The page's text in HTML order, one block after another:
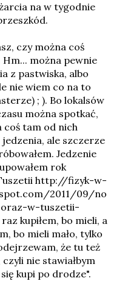
na w tygodnie
czy można coś
można pewnie
z pastwiska, albo
nie wiem co na to
; ). Bo lokalsów
można spotkać,
coś tam od nich
ale szczerze
Jedzenie
rok
http://fizyk-w-
2011/09/no
w-tuszetii-
kupiłem, bo mieli, a
bo mieli mało, tylko
że tu też
nie stawiałbym
kupi po drodze".